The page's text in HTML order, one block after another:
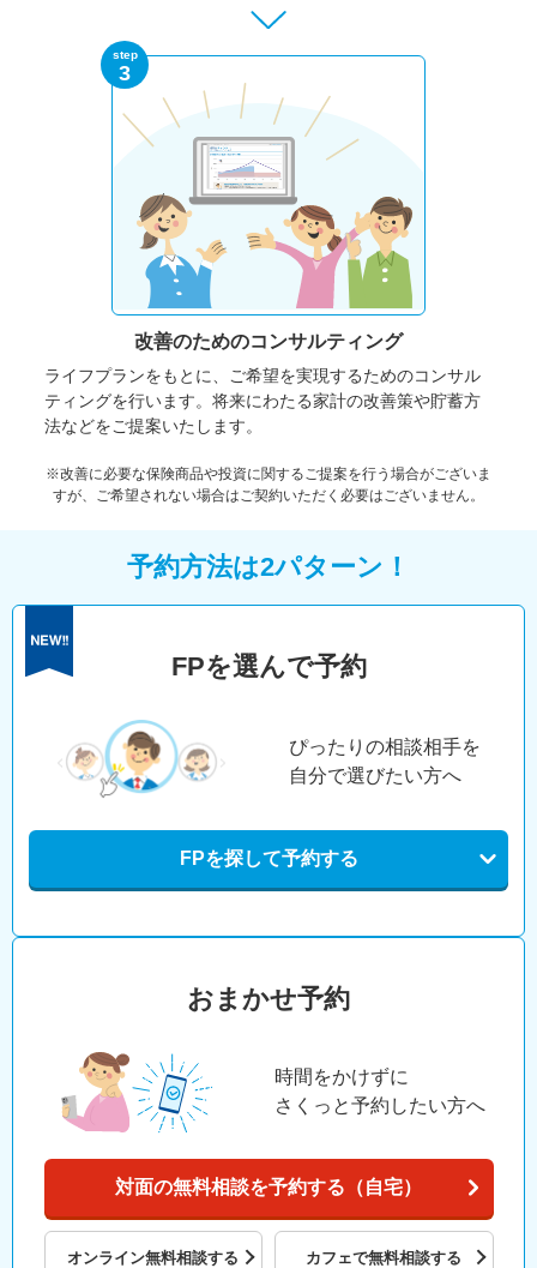
step
3
改善のためのコンサルティング
ライフプランをもとに、ご希望を実現するためのコンサル
ティングを行います。将来にわたる家計の改善策や貯蓄方
法などをご提案いたします。
※改善に必要な保険商品や投資に関するご提案を行う場合がございま
すが、ご希望されない場合はご契約いただく必要はございません。
予約方法は2パターン！
FPを選んで予約
ぴったりの相談相手を
自分で選びたい方へ
FPを探して予約する
おまかせ予約
時間をかけずに
さくっと予約したい方へ
対面の無料相談を予約する（自宅）
オンライン無料相談する カフェで無料相談する